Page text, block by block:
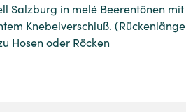
Salzburg in melé Beerentönen
Knebelverschluß.
Hosen oder Röcken